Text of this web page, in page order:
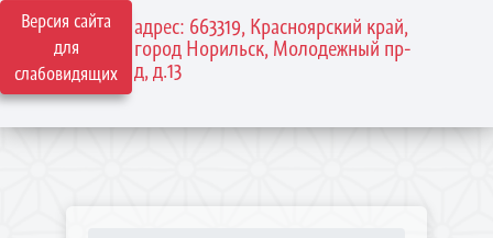
Версия сайта
для
слабовидящих
адрес: 663319, Красноярский край,
город Норильск, Молодежный пр-
д, д.13